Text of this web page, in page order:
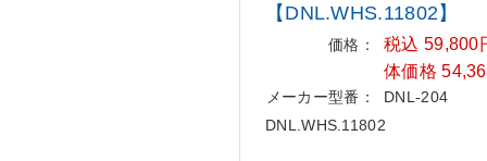
【DNL.WHS.11802】
価格：
税込 59,800
体価格
メーカー型番：
DNL-204
DNL.WHS.11802